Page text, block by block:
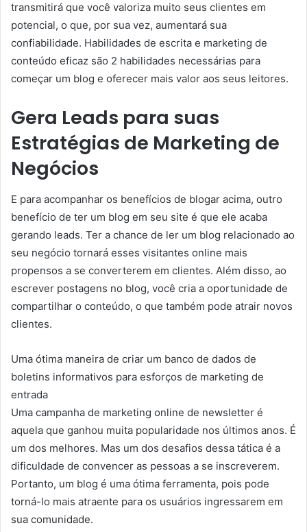
transmitirá que você valoriza muito seus clientes em
potencial, o que, por sua vez, aumentará sua
confiabilidade. Habilidades de escrita e marketing de
conteúdo eficaz são 2 habilidades necessárias para
começar um blog e oferecer mais valor aos seus leitores.
Gera Leads para suas
Estratégias de Marketing de
Negócios
E para acompanhar os benefícios de blogar acima, outro
benefício de ter um blog em seu site é que ele acaba
gerando leads. Ter a chance de ler um blog relacionado ao
seu negócio tornará esses visitantes online mais
propensos a se converterem em clientes. Além disso, ao
escrever postagens no blog, você cria a oportunidade de
compartilhar o conteúdo, o que também pode atrair novos
clientes.
Uma ótima maneira de criar um banco de dados de
boletins informativos para esforços de marketing de
entrada
Uma campanha de marketing online de newsletter é
aquela que ganhou muita popularidade nos últimos anos. É
um dos melhores. Mas um dos desafios dessa tática é a
dificuldade de convencer as pessoas a se inscreverem.
Portanto, um blog é uma ótima ferramenta, pois pode
torná-lo mais atraente para os usuários ingressarem em
sua comunidade.